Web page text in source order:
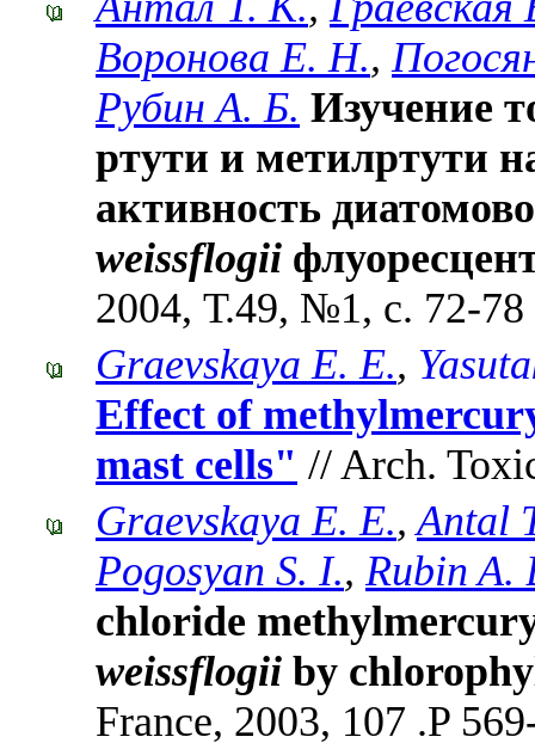
Воронова Е. Н.,
Рубин А. Б. Изучение
ртути и метилртути
активность
weissflogii
2004, Т.49, №1, с. 72-78
Graevskaya E. E.,
Effect of
mast cells" // Arch.
Graevskaya E. E.,Antal
Pogosyan S. I., Rubin A.
chloride
weissflogii by
France, 2003, 107 .P